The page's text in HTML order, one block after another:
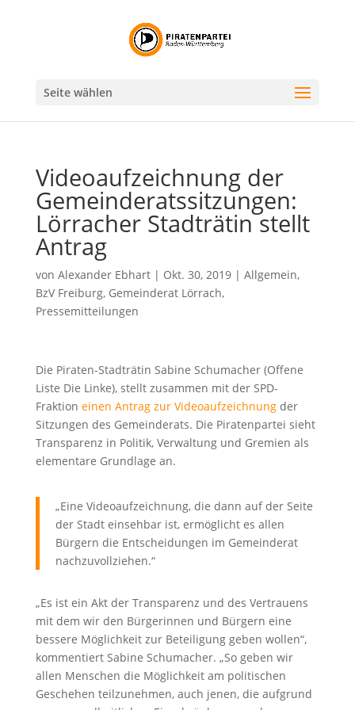
Seite wählen
Videoaufzeichnung der
Gemeinderatssitzungen:
Lörracher Stadträtin stellt
Antrag
von Alexander Ebhart| Okt. 30, 2019| Allgemein,
BzV Freiburg, Gemeinderat Lörrach,
Pressemitteilungen
Die Piraten-Stadträtin Sabine Schumacher (Offene
Liste Die Linke), stellt zusammen mit der SPD-
Fraktion einen Antrag zur Videoaufzeichnungder
Sitzungen des Gemeinderats. Die Piratenpartei sieht
Transparenz in Politik, Verwaltung und Gremien als
elementare Grundlage an.
„Eine Videoaufzeichnung, die dann auf der Seite
der Stadt einsehbar ist, ermöglicht es allen
Bürgern die Entscheidungen im Gemeinderat
nachzuvollziehen.“
„Es ist ein Akt der Transparenz und des Vertrauens
mit dem wir den Bürgerinnen und Bürgern eine
bessere Möglichkeit zur Beteiligung geben wollen“,
kommentiert Sabine Schumacher. „So geben wir
allen Menschen die Möglichkeit am politischen
Geschehen teilzunehmen, auch jenen, die aufgrund